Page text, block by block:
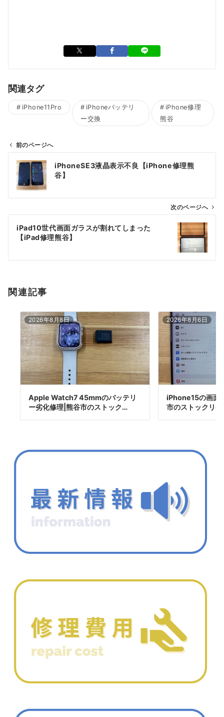
関連タグ
iPhone11Pro
iPhoneバッテリ
ー交換
iPhone修理
熊谷
ン
前のページへ
iPhoneSE3液晶表示不良【iPhone修理熊
谷】
次のページへ
iPad10世代画面ガラスが割れてしまった
【iPad修理熊谷】
関連記事
2026年8月8日
Apple Watch7 45mmのバッテリ
ー劣化修理|熊谷市のストック…
2026年8月6日
iPhone15の画面
市のストックリペ